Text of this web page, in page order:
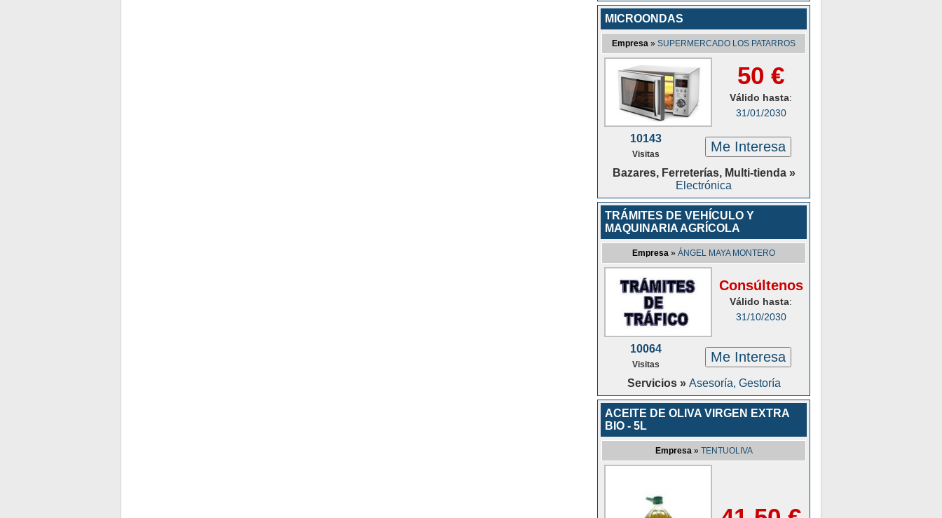
MICROONDAS
Empresa » SUPERMERCADO LOS PATARROS
50 €
Válido hasta:
31/01/2030
10143
Visitas Me Interesa
Bazares, Ferreterías, Multi-tienda »
Electrónica
TRÁMITES DE VEHÍCULO Y
MAQUINARIA AGRÍCOLA
Empresa » ÁNGEL MAYA MONTERO
Consúltenos
Válido hasta:
31/10/2030
10064
Visitas Me Interesa
Servicios » Asesoría, Gestoría
ACEITE DE OLIVA VIRGEN EXTRA
BIO - 5L
Empresa» TENTUOLIVA